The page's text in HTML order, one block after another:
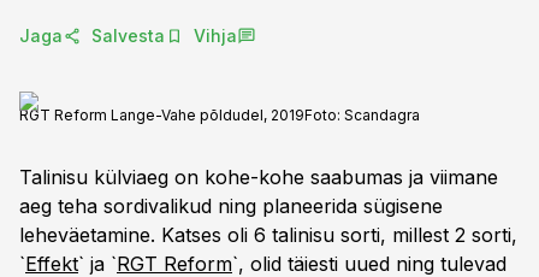
Jaga Salvesta Vihja
RGT Reform Lange-Vahe põldudel, 2019Foto: Scandagra
Talinisu külviaeg on kohe-kohe saabumas ja viimane
aeg teha sordivalikud ning planeerida sügisene
leheväetamine. Katses oli 6 talinisu sorti, millest 2 sorti,
`Effekt` ja `RGT Reform`, olid täiesti uued ning tulevad